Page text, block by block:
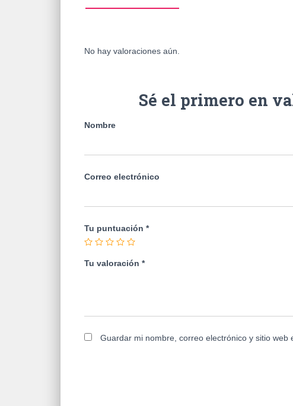
No hay valoraciones aún.
Sé el primero en
Nombre
Correo electrónico
Tu puntuación *
Tu valoración *
Guardar mi nombre, correo electrónico y sitio